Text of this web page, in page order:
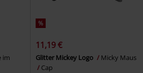
im
%
11,19 €
Glitter Mickey Logo
Micky Maus
Cap